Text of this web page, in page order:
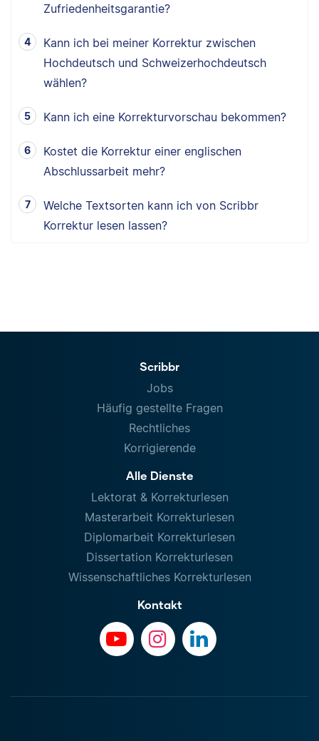
Zufriedenheitsgarantie?
Kann ich bei meiner Korrektur zwischen
Hochdeutsch und Schweizerhochdeutsch
wählen?
Kann ich eine Korrekturvorschau bekommen?
Kostet die Korrektur einer englischen
Abschlussarbeit mehr?
Welche Textsorten kann ich von Scribbr
Korrektur lesen lassen?
Scribbr
Jobs
Häufig gestellte Fragen
Rechtliches
Korrigierende
Alle Dienste
Lektorat & Korrekturlesen
Masterarbeit Korrekturlesen
Diplomarbeit Korrekturlesen
Dissertation Korrekturlesen
Wissenschaftliches Korrekturlesen
Kontakt